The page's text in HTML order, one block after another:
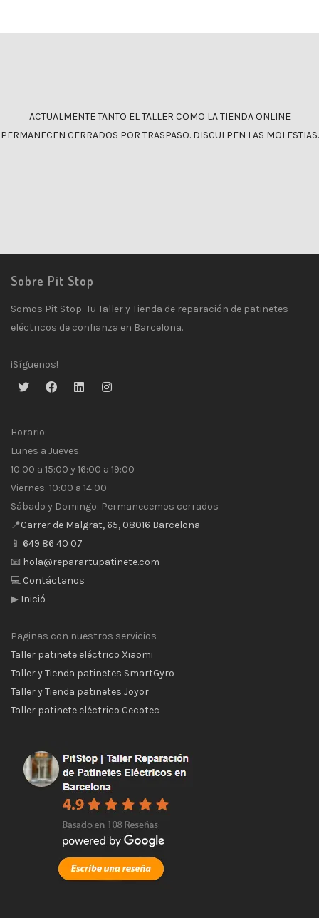
ACTUALMENTE TANTO EL TALLER COMO LA TIENDA ONLINE
PERMANECEN CERRADOS POR TRASPASO. DISCULPEN LAS MOLESTIAS.
Sobre Pit Stop
Somos Pit Stop: Tu Taller y Tienda de reparación de patinetes
eléctricos de confianza en Barcelona.
¡Síguenos!
Horario:
Lunes a Jueves:
10:00 a 15:00 y 16:00 a 19:00
Viernes: 10:00 a 14:00
Sábado y Domingo: Permanecemos cerrados
📍Carrer de Malgrat, 65, 08016 Barcelona
📱 649 86 40 07
📧 hola@reparartupatinete.com
💻 Contáctanos
▶ Inició
Paginas con nuestros servicios
Taller patinete eléctrico Xiaomi
Taller y Tienda patinetes SmartGyro
Taller y Tienda patinetes Joyor
Taller patinete eléctrico Cecotec